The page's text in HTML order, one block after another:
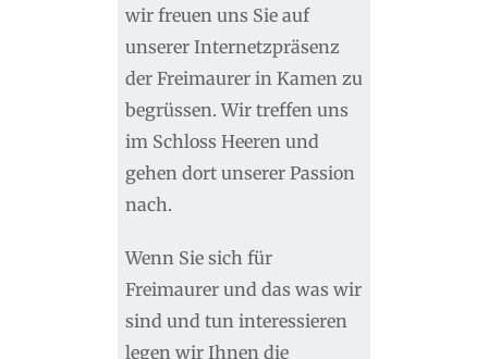
wir freuen uns Sie auf
unserer Internetzpräsenz
der Freimaurer in Kamen zu
begrüssen. Wir treffen uns
im Schloss Heeren und
gehen dort unserer Passion
nach.
Wenn Sie sich für
Freimaurer und das was wir
sind und tun interessieren
legen wir Ihnen die